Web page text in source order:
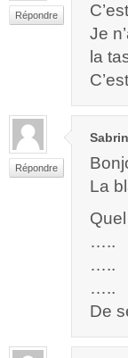
Répondre
Je
la
Répondre
La
…..
…..
…..
De